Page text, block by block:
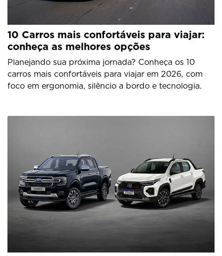
10 Carros mais confortáveis para viajar:
conheça as melhores opções
Planejando sua próxima jornada? Conheça os 10
carros mais confortáveis para viajar em 2026, com
foco em ergonomia, silêncio a bordo e tecnologia.